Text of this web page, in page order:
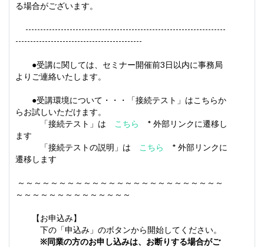
る場合がございます。
--------------------------------------------------------------------
-------------------------------------------
●受講に関しては、セミナー開催前3日以内に事務局
よりご連絡いたします。
●受講環境について・・・「接続テスト」はこちらか
らお試しいただけます。
「接続テスト」は
こちら
* 外部リンクに遷移し
ます
「接続テストの説明」は
こちら
* 外部リンクに
遷移します
～～～～～～～～～～～～～～～～～～～～～～～～～
～～～～～～～～～～～～～～
【お申込み】
下の「申込み」のボタンから開始してください。
※同業の方のお申し込みは、お断りする場合がご